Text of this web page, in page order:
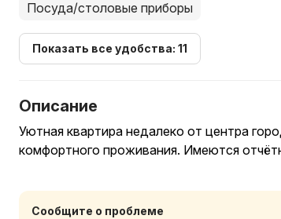
Посуда/столовые приборы
Показать все удобства: 11
Описание
Уютная квартира недалеко от центра
комфортного проживания. Имеются
Сообщите о проблеме